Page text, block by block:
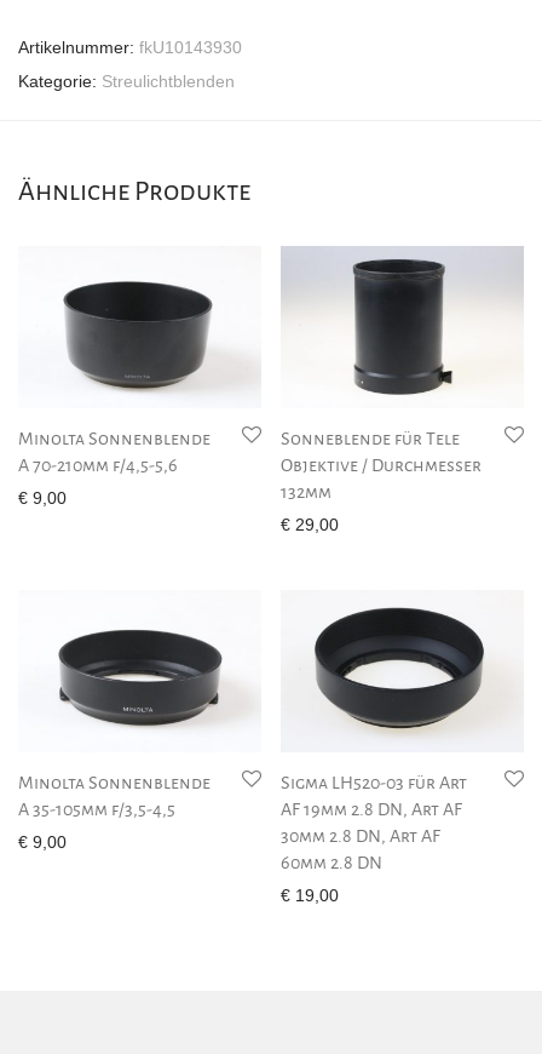
Artikelnummer: fkU10143930
Kategorie: Streulichtblenden
Ähnliche Produkte
Minolta Sonnenblende
A 70-210mm f/4,5-5,6
€ 9,00
Sonneblende für Tele
Objektive / Durchmesser
132mm
€ 29,00
Minolta Sonnenblende
A 35-105mm f/3,5-4,5
€ 9,00
Sigma LH520-03 für Art
AF 19mm 2.8 DN, Art AF
30mm 2.8 DN, Art AF
60mm 2.8 DN
€ 19,00